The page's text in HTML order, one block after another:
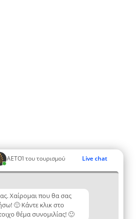
ΑΕΤΟΊ του τουρισμού Live chat
Χαίρομαι που θα σας
🙂 Κάντε κλικ στο
θέμα συνομιλίας! 🙂